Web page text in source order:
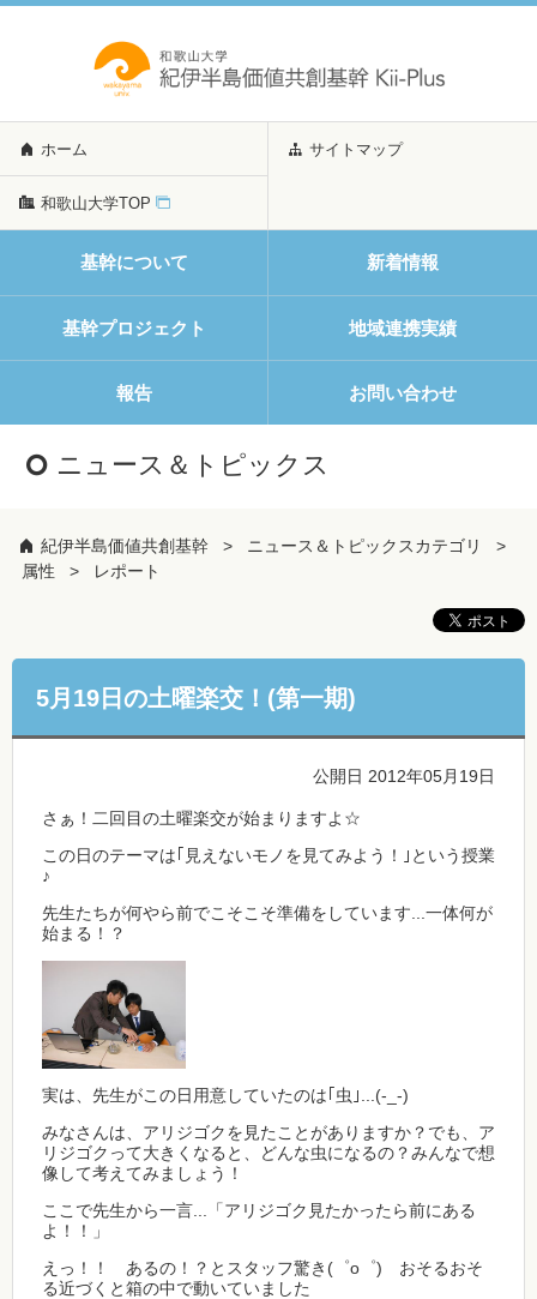
ホーム サイトマップ
和歌山大学TOP
基幹について 新着情報
基幹プロジェクト 地域連携実績
報告 お問い合わせ
ニュース＆トピックス
紀伊半島価値共創基幹
ニュース＆トピックスカテゴリ
属性
レポート
5月19日の土曜楽交！(第一期)
公開日 2012年05月19日
さぁ！二回目の土曜楽交が始まりますよ☆
この日のテーマは｢見えないモノを見てみよう！｣という授業
♪
先生たちが何やら前でこそこそ準備をしています...一体何が
始まる！？
実は、先生がこの日用意していたのは｢虫｣...(-_-)
みなさんは、アリジゴクを見たことがありますか？でも、ア
リジゴクって大きくなると、どんな虫になるの？みんなで想
像して考えてみましょう！
ここで先生から一言...「アリジゴク見たかったら前にある
よ！！」
えっ！！ あるの！？とスタッフ驚き(゜o゜) おそるおそ
る近づくと箱の中で動いていました